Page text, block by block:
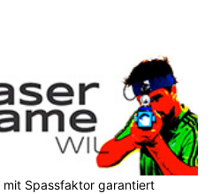
mit Spassfaktor garantiert